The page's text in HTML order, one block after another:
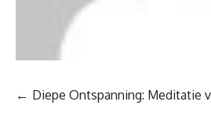
Berichtnavigatie
Diepe Ontspanning: Meditatie